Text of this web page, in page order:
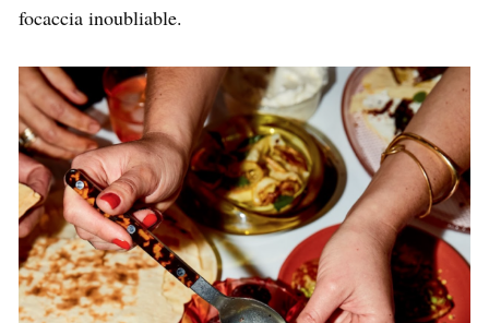
focaccia inoubliable.